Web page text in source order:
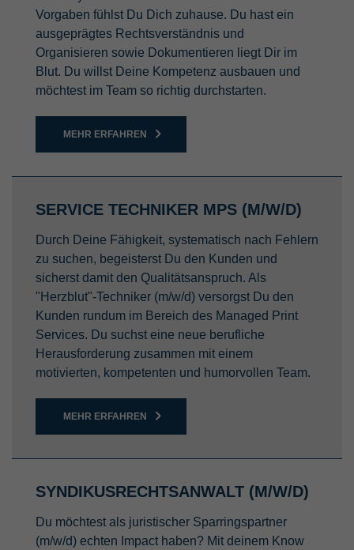
Vorgaben fühlst Du Dich zuhause. Du hast ein
ausgeprägtes Rechtsverständnis und
Organisieren sowie Dokumentieren liegt Dir im
Blut. Du willst Deine Kompetenz ausbauen und
möchtest im Team so richtig durchstarten.
MEHR ERFAHREN
SERVICE TECHNIKER MPS (M/W/D)
Durch Deine Fähigkeit, systematisch nach Fehlern
zu suchen, begeisterst Du den Kunden und
sicherst damit den Qualitätsanspruch. Als
"Herzblut"-Techniker (m/w/d) versorgst Du den
Kunden rundum im Bereich des Managed Print
Services. Du suchst eine neue berufliche
Herausforderung zusammen mit einem
motivierten, kompetenten und humorvollen Team.
MEHR ERFAHREN
SYNDIKUSRECHTSANWALT (M/W/D)
Du möchtest als juristischer Sparringspartner
(m/w/d) echten Impact haben? Mit deinem Know